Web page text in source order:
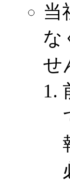
当
な
せ